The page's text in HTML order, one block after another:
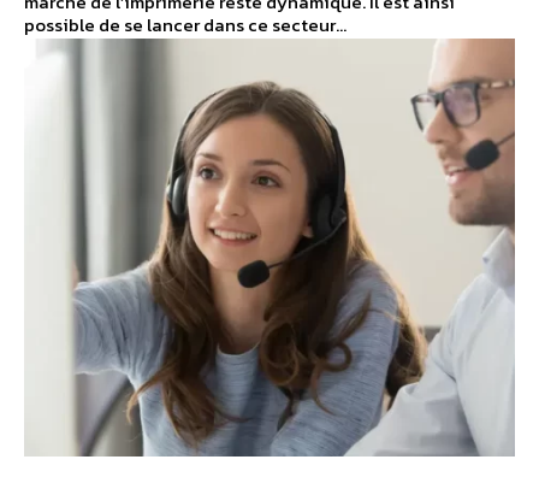
possible de se lancer dans ce secteur...